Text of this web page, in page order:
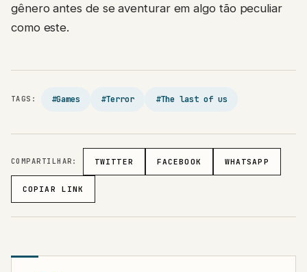
gênero antes de se aventurar em algo tão peculiar
como este.
TAGS: #Games #Terror #The last of us
COMPARTILHAR: TWITTER FACEBOOK WHATSAPP
COPIAR LINK